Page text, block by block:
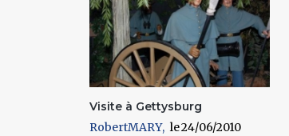
Visite à Gettysburg
RobertMARY
24/06/2010